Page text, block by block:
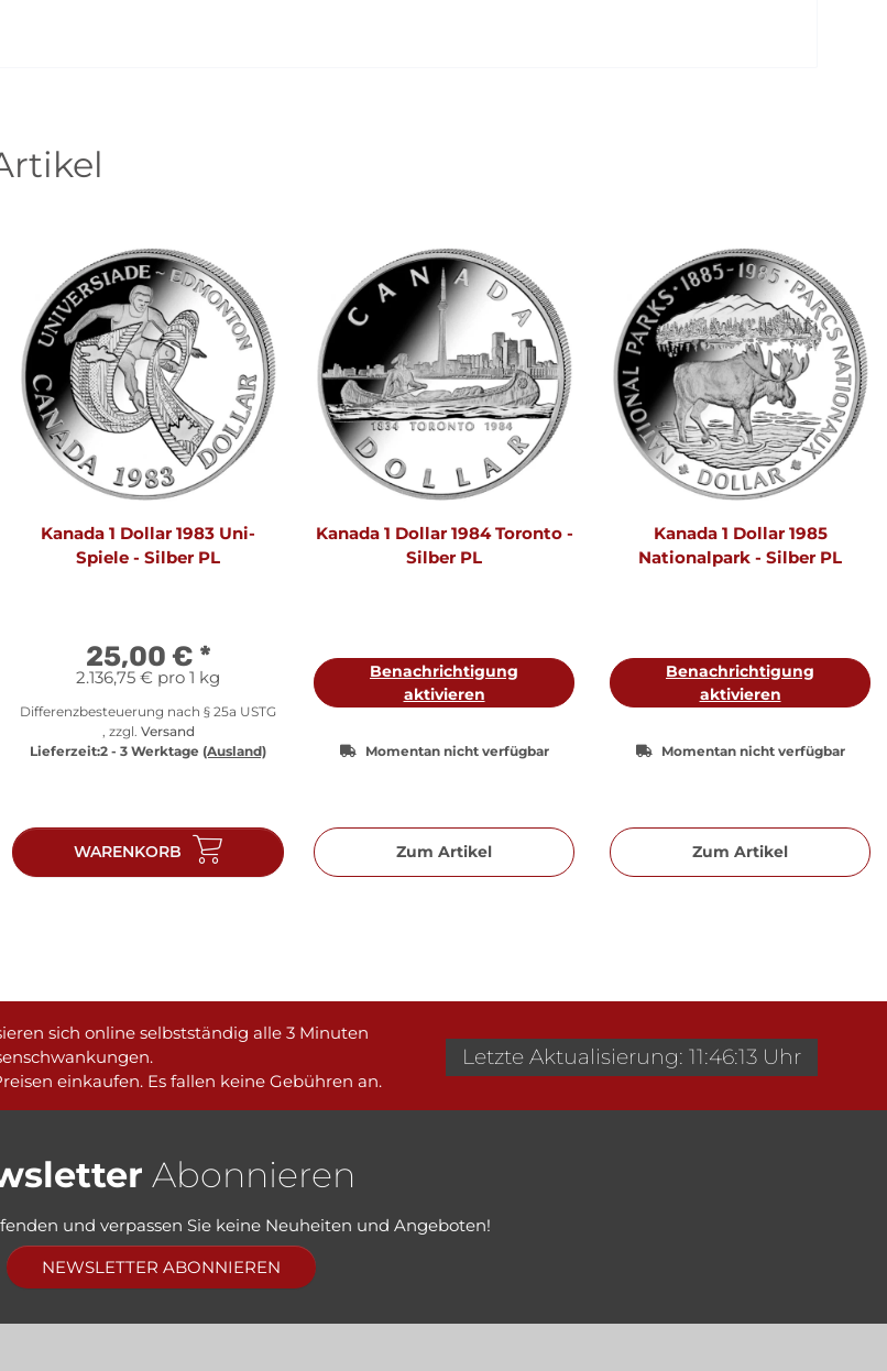
Kanada 1 Dollar 1983 Uni-
Spiele - Silber PL
25,00 € *
2.136,75 € pro 1 kg
Differenzbesteuerung nach § 25a USTG
, zzgl. Versand
Lieferzeit:2 - 3 Werktage (Ausland)
WARENKORB
Kanada 1 Dollar 1984 Toronto -
Silber PL
Benachrichtigung
aktivieren
Momentan nicht verfügbar
Zum Artikel
Kanada 1 Dollar 1985
Nationalpark - Silber PL
Benachrichtigung
aktivieren
Momentan nicht verfügbar
Zum Artikel
sich online selbstständig alle 3 Minuten
einkaufen. Es fallen keine Gebühren an.
Letzte Aktualisierung: 11:46:13 Uhr
Abonnieren
und verpassen Sie keine Neuheiten und Angeboten!
NEWSLETTER ABONNIEREN